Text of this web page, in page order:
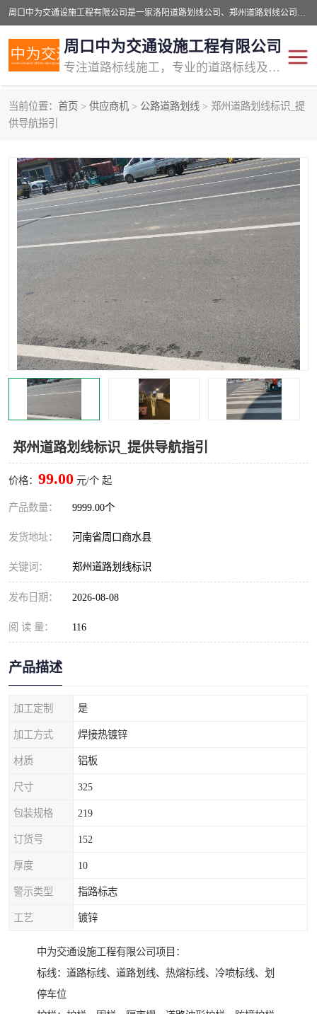
周口中为交通设施工程有限公司是一家洛阳道路划线公司、郑州道路划线公司、平顶山道路车位划线公司、开封车位划线公司、许昌道路车位划线公司、漯河道路车位划线公司，公司始终坚持“诚信、匠心、专注”的宗旨；我们的经营理念是：的服务。
周口中为交通设施工程有限公司
专注道路标线施工，专业的道路标线及交通设施施工服务商!
当前位置： 首页 > 供应商机 > 公路道路划线 > 郑州道路划线标识_提
供导航指引
郑州道路划线标识_提供导航指引
价格： 99.00 元/个 起
产品数量： 9999.00个
发货地址： 河南省周口商水县
关键词： 郑州道路划线标识
发布日期： 2026-08-08
阅 读 量： 116
产品描述
加工定制 是
加工方式 焊接热镀锌
材质 铝板
尺寸 325
包装规格 219
订货号 152
厚度 10
警示类型 指路标志
工艺 镀锌
中为交通设施工程有限公司项目：
标线：道路标线、道路划线、热熔标线、冷喷标线、划
停车位
交通道路标线
道路标线划线 马路标线
道路标线 道路划线